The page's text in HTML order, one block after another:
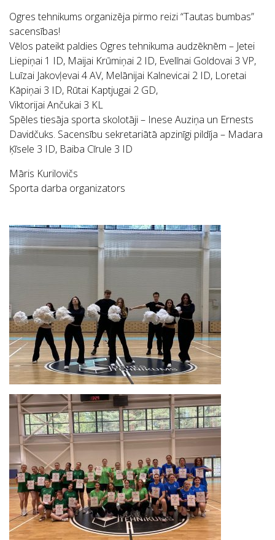
Ogres tehnikums organizēja pirmo reizi “Tautas bumbas”
sacensības!
Vēlos pateikt paldies Ogres tehnikuma audzēknēm – Jetei
Liepiņai 1 ID, Maijai Krūmiņai 2 ID, Evelīnai Goldovai 3 VP,
Luīzai Jakovļevai 4 AV, Melānijai Kalnevicai 2 ID, Loretai
Kāpiņai 3 ID, Rūtai Kaptjugai 2 GD,
Viktorijai Ančukai 3 KL
Spēles tiesāja sporta skolotāji – Inese Auziņa un Ernests
Davidčuks. Sacensību sekretariātā apzinīgi pildīja – Madara
Ķīsele 3 ID, Baiba Cīrule 3 ID
Māris Kurilovičs
Sporta darba organizators